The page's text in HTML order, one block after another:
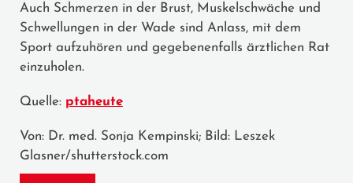
Auch Schmerzen in der Brust, Muskelschwäche und
Schwellungen in der Wade sind Anlass, mit dem
Sport aufzuhören und gegebenenfalls ärztlichen Rat
einzuholen.
Quelle: ptaheute
Von: Dr. med. Sonja Kempinski; Bild: Leszek
Glasner/shutterstock.com